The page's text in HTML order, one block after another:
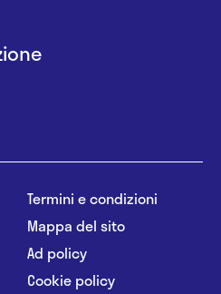
Termini e condizioni
Mappa del sito
Ad policy
Cookie policy